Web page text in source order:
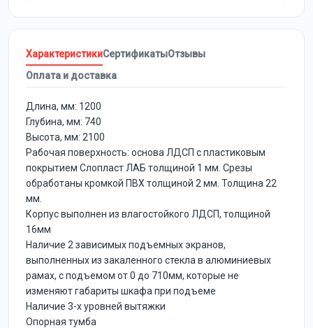
ХарактеристикиСертификатыОтзывы
Оплата и доставка
Длина, мм: 1200
Глубина, мм: 740
Высота, мм: 2100
Рабочая поверхность: основа ЛДСП с пластиковым
покрытием Слопласт ЛАБ толщиной 1 мм. Срезы
обработаны кромкой ПВХ толщиной 2 мм. Толщина 22
мм.
Корпус выполнен из влагостойкого ЛДСП, толщиной
16мм
Наличие 2 зависимых подъемных экранов,
выполненных из закаленного стекла в алюминиевых
рамах, с подъемом от 0 до 710мм, которые не
изменяют габариты шкафа при подъеме
Наличие 3-х уровней вытяжки
Опорная тумба